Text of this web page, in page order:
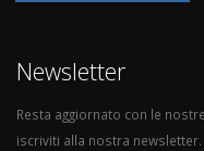
Newsletter
Resta aggiornato con le
iscriviti alla nostra newsletter.